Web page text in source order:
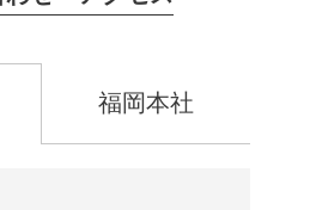
福岡本社